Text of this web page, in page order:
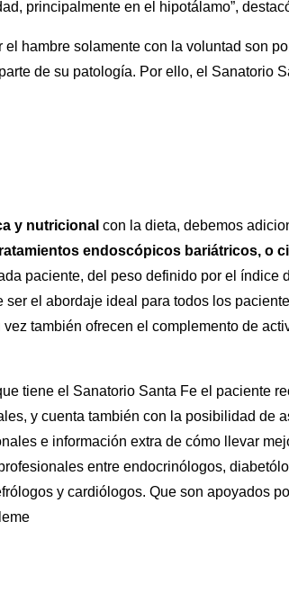
principalmente en el hipotálamo”,
hambre solamente con la voluntad son
de su patología. Por ello, el Sanatorio
y nutricional con la dieta, debemos
endoscópicos bariátricos, o
paciente, del peso definido por el índice
el abordaje ideal para todos los
también ofrecen el complemento de
tiene el Sanatorio Santa Fe el paciente
y cuenta también con la posibilidad de
e información extra de cómo llevar
entre endocrinólogos,
y cardiólogos. Que son apoyados